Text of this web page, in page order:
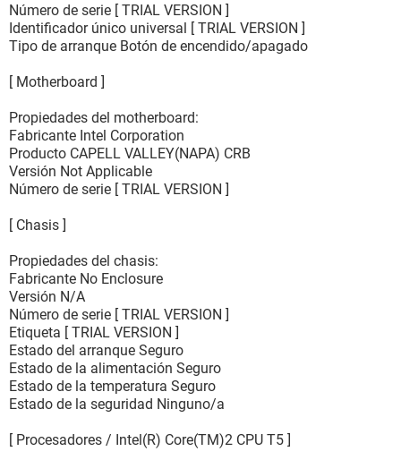
Número de serie [ TRIAL VERSION ]
Identificador único universal [ TRIAL VERSION ]
Tipo de arranque Botón de encendido/apagado
[ Motherboard ]
Propiedades del motherboard:
Fabricante Intel Corporation
Producto CAPELL VALLEY(NAPA) CRB
Versión Not Applicable
Número de serie [ TRIAL VERSION ]
[ Chasis ]
Propiedades del chasis:
Fabricante No Enclosure
Versión N/A
Número de serie [ TRIAL VERSION ]
Etiqueta [ TRIAL VERSION ]
Estado del arranque Seguro
Estado de la alimentación Seguro
Estado de la temperatura Seguro
Estado de la seguridad Ninguno/a
[ Procesadores / Intel(R) Core(TM)2 CPU T5 ]